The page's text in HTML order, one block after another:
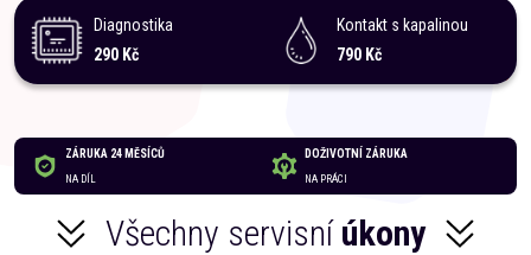
Diagnostika
290 Kč
Kontakt s kapalinou
790 Kč
ZÁRUKA 24 MĚSÍCŮ
NA DÍL
DOŽIVOTNÍ ZÁRUKA
NA PRÁCI
Všechny servisní úkony